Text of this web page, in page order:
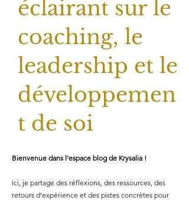
éclairant sur le
coaching, le
leadership et le
développemen
t de soi
Bienvenue dans l’espace blog de Krysalia !
Ici, je partage des réflexions, des ressources, des
retours d’expérience et des pistes concrètes pour